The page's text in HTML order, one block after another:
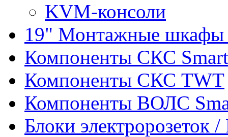
KVM-консоли
19" Монтажные шкафы
Компоненты СКС
Компоненты СКС TWT
Компоненты ВОЛС
Блоки электророзеток